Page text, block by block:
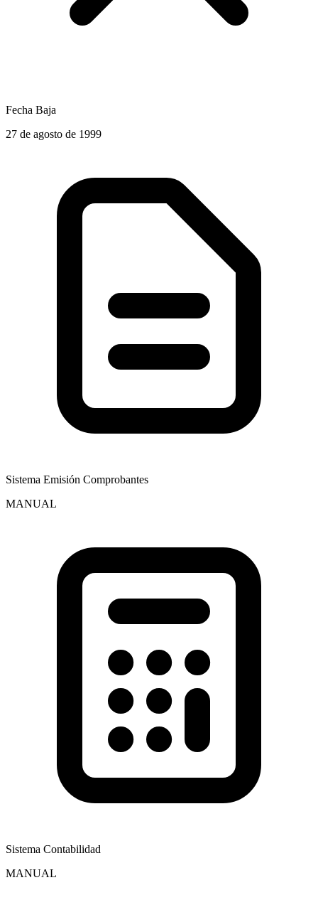
Fecha Baja
27 de agosto de 1999
Sistema Emisión Comprobantes
MANUAL
Sistema Contabilidad
MANUAL